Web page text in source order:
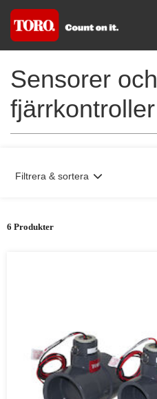
Sensorer och
fjärrkontroller
6 Produkter
Filtrera & sortera